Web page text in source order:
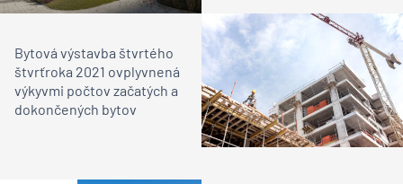
Bytová výstavba štvrtého
štvrťroka 2021 ovplyvnená
výkyvmi počtov začatých a
dokončených bytov